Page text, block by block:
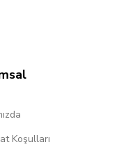
Koşulları